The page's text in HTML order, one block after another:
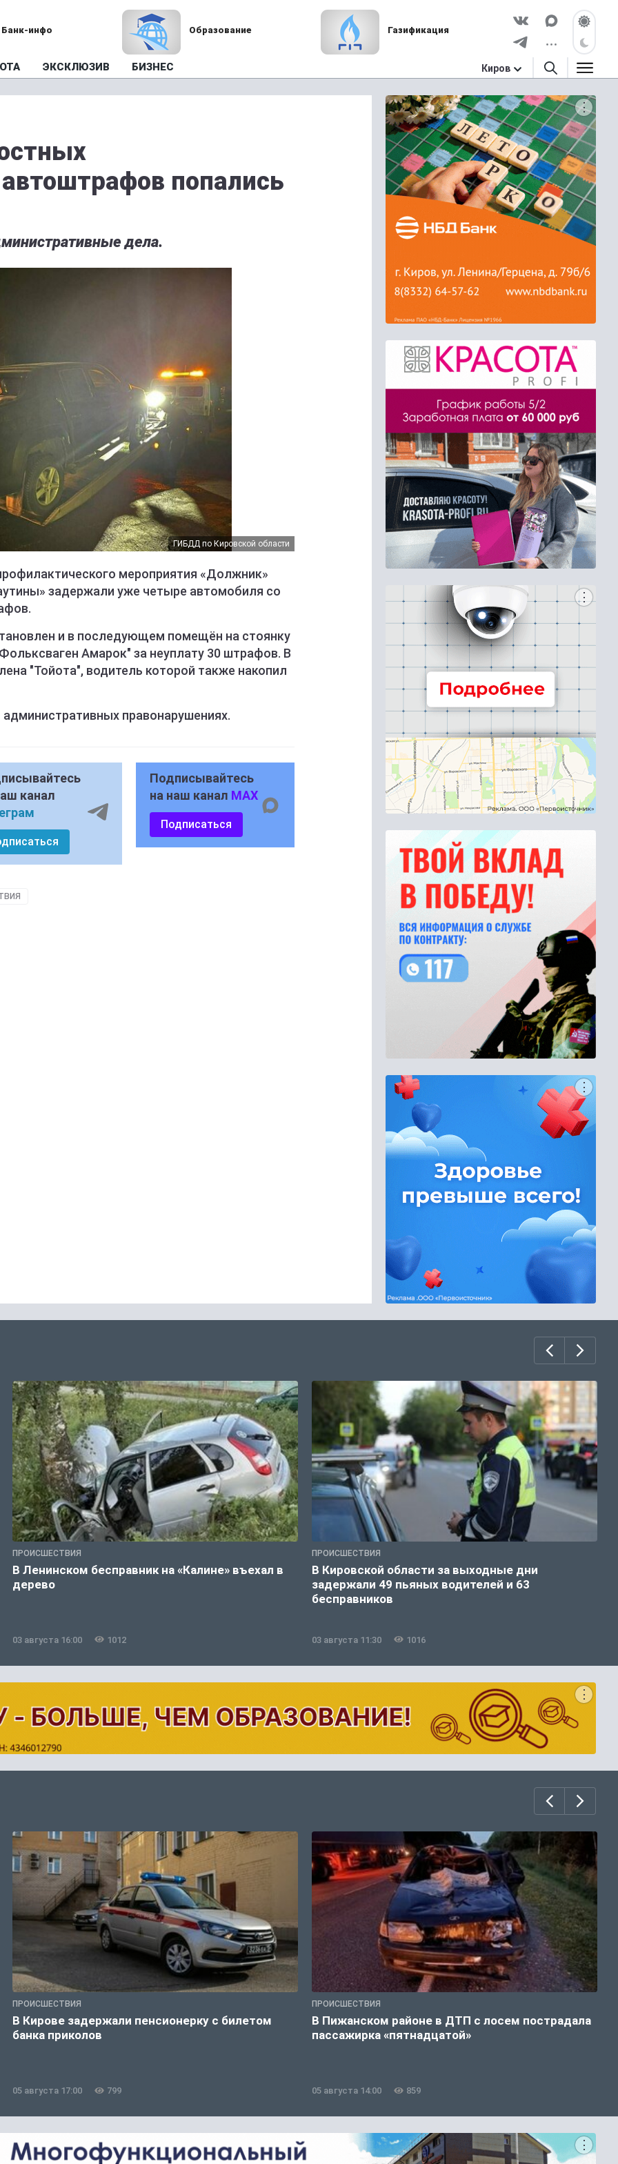
Банк-инфо Образование Газификация
ЭКСКЛЮЗИВ БИЗНЕС Киров
попались
дела.
ГИБДД по Кировской области
мероприятия «Должник»
задержали уже четыре автомобиля со
и в последующем помещён на стоянку
Амарок" за неуплату 30 штрафов. В
"Тойота", водитель которой также накопил
правонарушениях.
канал
Подписывайтесь
на наш канал MAX
Подписаться
ПРОИСШЕСТВИЯ
В Ленинском бесправник на «Калине» въехал в
дерево
03 августа 16:00 1012
ПРОИСШЕСТВИЯ
В Кировской области за выходные дни
задержали 49 пьяных водителей и 63
бесправников
03 августа 11:30 1016
ПРОИСШЕСТВИЯ
В Кирове задержали пенсионерку с билетом
банка приколов
05 августа 17:00 799
ПРОИСШЕСТВИЯ
В Пижанском районе в ДТП с лосем пострадала
пассажирка «пятнадцатой»
05 августа 14:00 859